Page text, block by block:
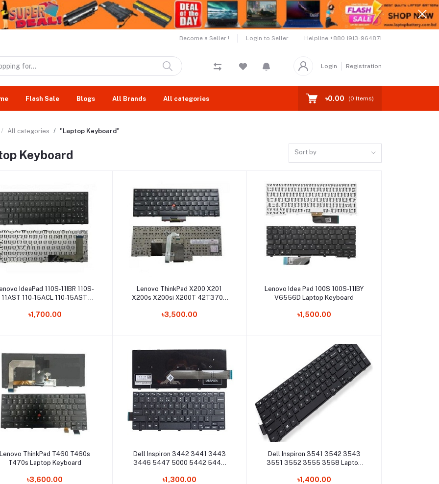
Become a Seller ! Login to Seller Helpline +880 1913-964871
Login Registration
Flash Sale Blogs All Brands All categories ৳0.00 (0 Items)
All categories "Laptop Keyboard"
Keyboard Sort by
Add to cart
IdeaPad 110S-11IBR 110S-
11AST 110-15ACL 110-15AST
৳1,700.00
Add to cart
Lenovo ThinkPad X200 X201
X200s X200si X200T 42T3704
Keyboard
৳3,500.00
Add to cart
Lenovo Idea Pad 100S 100S-11IBY
V6556D Laptop Keyboard
৳1,500.00
Add to cart
Lenovo ThinkPad T460 T460s
T470s Laptop Keyboard
৳3,600.00
Add to cart
Dell Inspiron 3442 3441 3443
3446 5447 5000 5442 5445
৳1,300.00
Add to cart
Dell Inspiron 3541 3542 3543
3551 3552 3555 3558 Laptop
৳1,400.00